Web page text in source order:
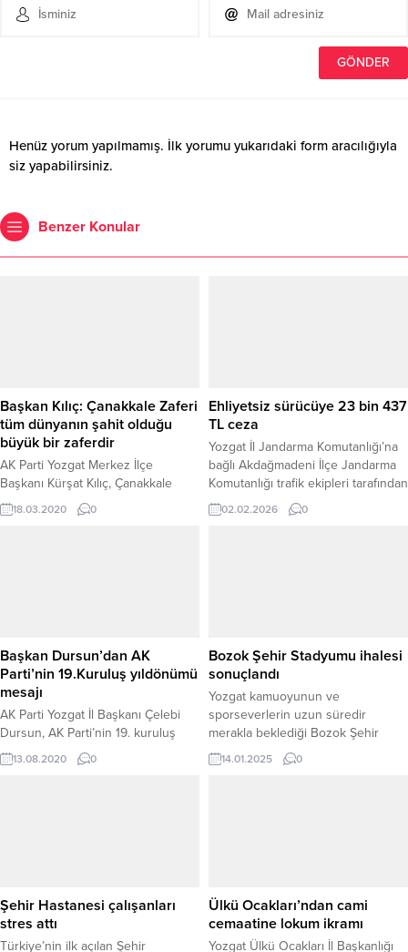
Henüz yorum yapılmamış. İlk yorumu yukarıdaki form aracılığıyla
siz yapabilirsiniz.
Benzer Konular
Başkan Kılıç: Çanakkale Zaferi
tüm dünyanın şahit olduğu
büyük bir zaferdir
AK Parti Yozgat Merkez İlçe
Başkanı Kürşat Kılıç, Çanakkale
Deniz Savaşı’nın İtilaf Devletlerinin
Hasta Adam diye yok etmek
18.03.2020 0
Ehliyetsiz sürücüye 23 bin 437
TL ceza
Yozgat İl Jandarma Komutanlığı’na
bağlı Akdağmadeni İlçe Jandarma
Komutanlığı trafik ekipleri tarafından
gerçekleştirilen trafik denetimleri
sırasında, bir araç durdurularak
ayrıca araç kullanmaktan men
cezası...
02.02.2026 0
Başkan Dursun’dan AK
Parti’nin 19.Kuruluş yıldönümü
mesajı
AK Parti Yozgat İl Başkanı Çelebi
Dursun, AK Parti’nin 19. kuruluş
yıldönümü dolayısıyla bir mesaj
yayımladı.
13.08.2020 0
Bozok Şehir Stadyumu ihalesi
sonuçlandı
Yozgat kamuoyunun ve
sporseverlerin uzun süredir
merakla beklediği Bozok Şehir
Stadyumu’nun yapım ihalesi
sonuçlandı. Gençlik ve Spor İl
süreyle ihale...
14.01.2025 0
Şehir Hastanesi çalışanları
stres attı
Türkiye’nin ilk açılan Şehir
Ülkü Ocakları’ndan cami
cemaatine lokum ikramı
Yozgat Ülkü Ocakları İl Başkanlığı